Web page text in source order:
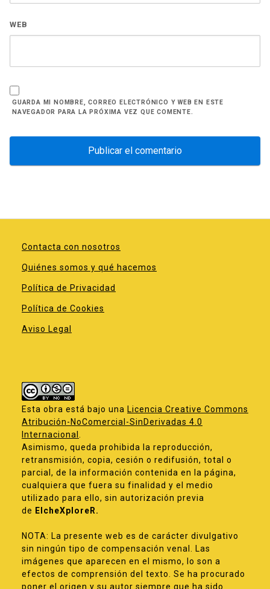
WEB
GUARDA MI NOMBRE, CORREO ELECTRÓNICO Y WEB EN ESTE
NAVEGADOR PARA LA PRÓXIMA VEZ QUE COMENTE.
Contacta con nosotros
Quiénes somos y qué hacemos
Política de Privacidad
Política de Cookies
Aviso Legal
Esta obra está bajo una Licencia Creative Commons
Atribución-NoComercial-SinDerivadas 4.0
Internacional
Asimismo, queda prohibida la reproducción,
retransmisión, copia, cesión o redifusión, total o
parcial, de la información contenida en la página,
cualquiera que fuera su finalidad y el medio
utilizado para ello, sin autorización previa
de ElcheXploreR.
NOTA: La presente web es de carácter divulgativo
sin ningún tipo de compensación venal. Las
imágenes que aparecen en el mismo, lo son a
efectos de comprensión del texto. Se ha procurado
poner el origen y su autor siempre que ha sido